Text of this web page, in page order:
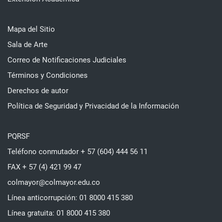
Mapa del Sitio
Sala de Arte
Correo de Notificaciones Judiciales
Términos y Condiciones
Derechos de autor
Política de Seguridad y Privacidad de la Información
PQRSF
Teléfono conmutador + 57 (604) 444 56 11
FAX + 57 (4) 421 99 47
colmayor@colmayor.edu.co
Línea anticorrupción: 01 8000 415 380
Línea gratuita: 01 8000 415 380